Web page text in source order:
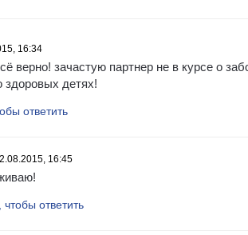
16:34
верно! зачастую партнер не в курсе о
детях!
ответить
16:45
чтобы ответить